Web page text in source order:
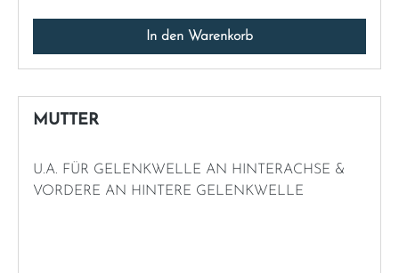
In den Warenkorb
MUTTER
U.A. FÜR GELENKWELLE AN HINTERACHSE &
VORDERE AN HINTERE GELENKWELLE